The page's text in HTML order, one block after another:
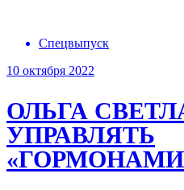
Спецвыпуск
10 октября 2022
ОЛЬГА
УПРАВЛЯТЬ
«ГОРМОНАМИ